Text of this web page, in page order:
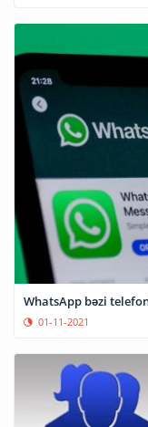
WhatsApp bəzi
01-11-2021